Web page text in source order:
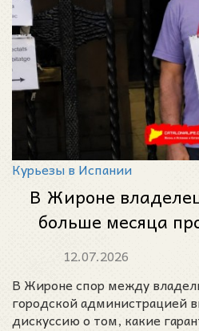
Курьезы в Испании
В Жироне
больше месяца
пропавшей
12.07.2026
В Жироне спор между
городской администрацией
дискуссию о том, какие